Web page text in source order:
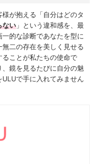
が抱える「自分はどのタ
ない 」という違和感を、最
的な診断であなたを型に
二の存在を美しく見せる
ことが私たちの使命で
鏡を見るたびに自分の魅
で手に入れてみません